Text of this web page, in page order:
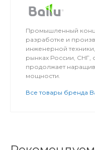
Промышленный
разработке и
инженерной
рынках России, СНГ,
продолжает
мощности.
Все товары бренда